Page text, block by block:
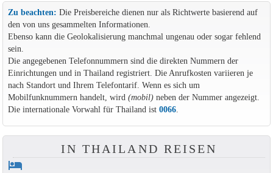
Zu beachten: Die Preisbereiche dienen nur als Richtwerte basierend auf
den von uns gesammelten Informationen.
Ebenso kann die Geolokalisierung manchmal ungenau oder sogar fehlend
sein.
Die angegebenen Telefonnummern sind die direkten Nummern der
Einrichtungen und in Thailand registriert. Die Anrufkosten variieren je
nach Standort und Ihrem Telefontarif. Wenn es sich um
Mobilfunknummern handelt, wird (mobil)neben der Nummer angezeigt.
Die internationale Vorwahl für Thailand ist 0066.
IN THAILAND REISEN
hotel